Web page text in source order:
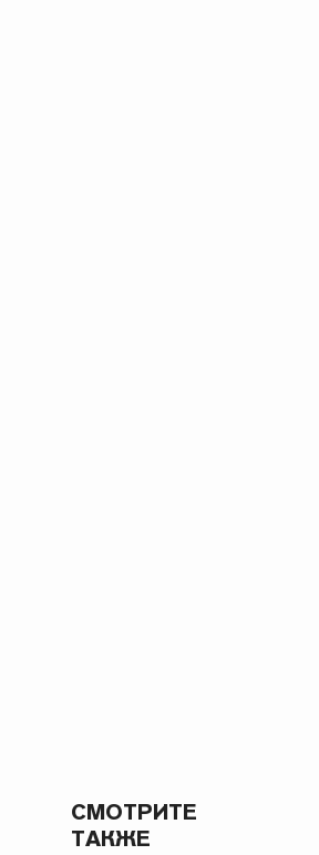
СМОТРИТЕ
ТАКЖЕ